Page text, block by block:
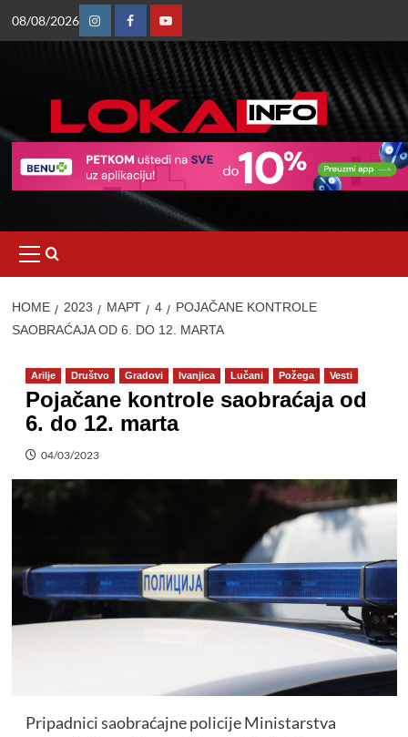
08/08/2026
InstagramFacebookYoutube
Menu
HOME 2023 МАРТ 4
POJAČANE KONTROLE
SAOBRAĆAJA OD 6. DO 12. MARTA
Arilje Društvo Gradovi Ivanjica Lučani Požega Vesti
Pojačane kontrole saobraćaja od
6. do 12. marta
04/03/2023
Pripadnici saobraćajne policije Ministarstva